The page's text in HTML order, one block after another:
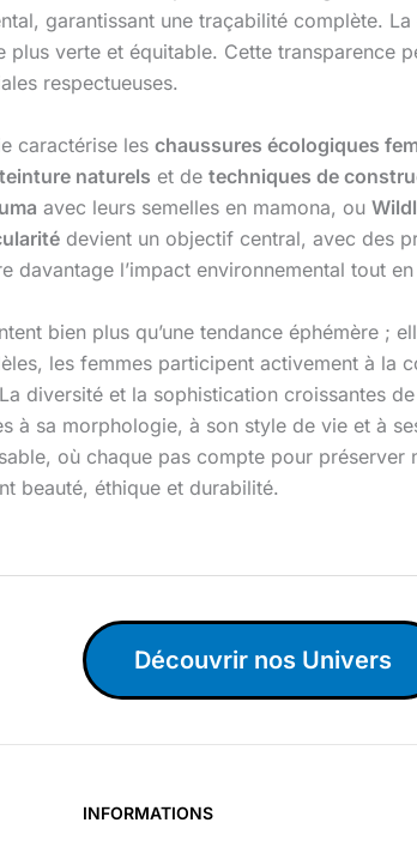
garantissant une traçabilité complète.
verte et équitable. Cette transparence
respectueuses.
caractérise les chaussures écologiques
naturels et de techniques de
avec leurs semelles en mamona, ou
devient un objectif central, avec des
davantage l’impact environnemental tout
bien plus qu’une tendance éphémère ;
les femmes participent activement à la
diversité et la sophistication croissantes
à sa morphologie, à son style de vie et à
où chaque pas compte pour
beauté, éthique et durabilité.
Découvrir nos Univers
INFORMATIONS